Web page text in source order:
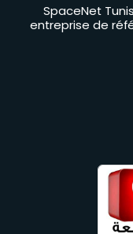
SpaceNet
entreprise de